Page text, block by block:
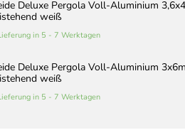
Deluxe Pergola Voll-Aluminium
weiß
in 5 - 7 Werktagen
Deluxe Pergola Voll-Aluminium
weiß
in 5 - 7 Werktagen